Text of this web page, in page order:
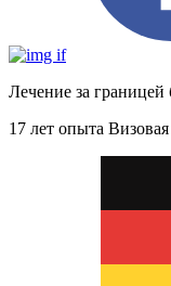
Лечение за границей
17 лет опыта